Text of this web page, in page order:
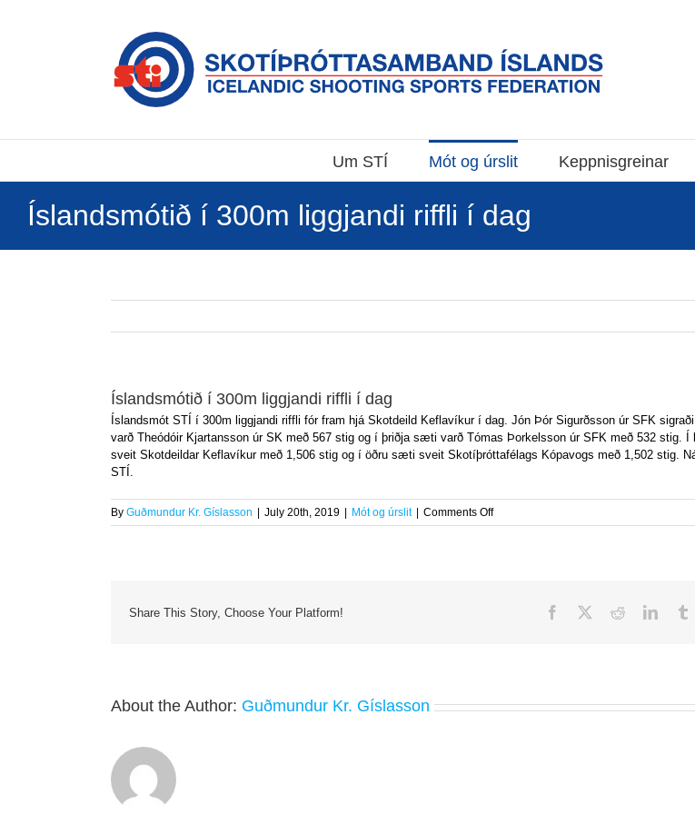
Um STÍ Mót og úrslit Keppnisgreinar
Íslandsmótið í 300m liggjandi riffli í dag
Íslandsmótið í 300m liggjandi riffli í dag
Íslandsmót STÍ í 300m liggjandi riffli fór fram hjá Skotdeild Keflavíkur í dag. Jón Þór Sigurðsson úr SFK
varð Theódóir Kjartansson úr SK með 567 stig og í þriðja sæti varð Tómas Þorkelsson úr SFK með 532 stig. Í
sveit Skotdeildar Keflavíkur með 1,506 stig og í öðru sæti sveit Skotíþróttafélags Kópavogs með 1,502 stig.
STÍ.
By Guðmundur Kr. Gíslasson July 20th, 2019 Mót og úrslit Comments Offon
Íslandsmótið
Share This Story, Choose Your Platform! Facebook Reddit
About the Author: Guðmundur Kr. Gíslasson